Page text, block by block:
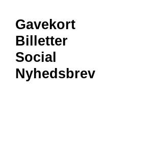
Gavekort
Billetter
Social
Nyhedsbrev